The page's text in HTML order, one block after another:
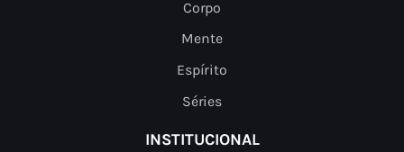
Corpo
Mente
Espírito
Séries
INSTITUCIONAL